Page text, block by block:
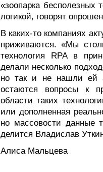
«зоопарка бесполезных
логикой, говорят
В каких-то компаниях
приживаются. «Мы
технология RPA в
делали несколько
но так и не нашли ей
остаются вопросы к
области таких
или дополненная
но массовости данные
делится Владислав
Алиса Мальцева